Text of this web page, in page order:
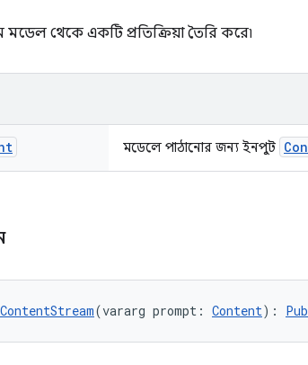
মডেল থেকে একটি প্রতিক্রিয়া তৈরি করে৷
মডেলে পাঠানোর জন্য ইনপুট
(vararg prompt: Content):